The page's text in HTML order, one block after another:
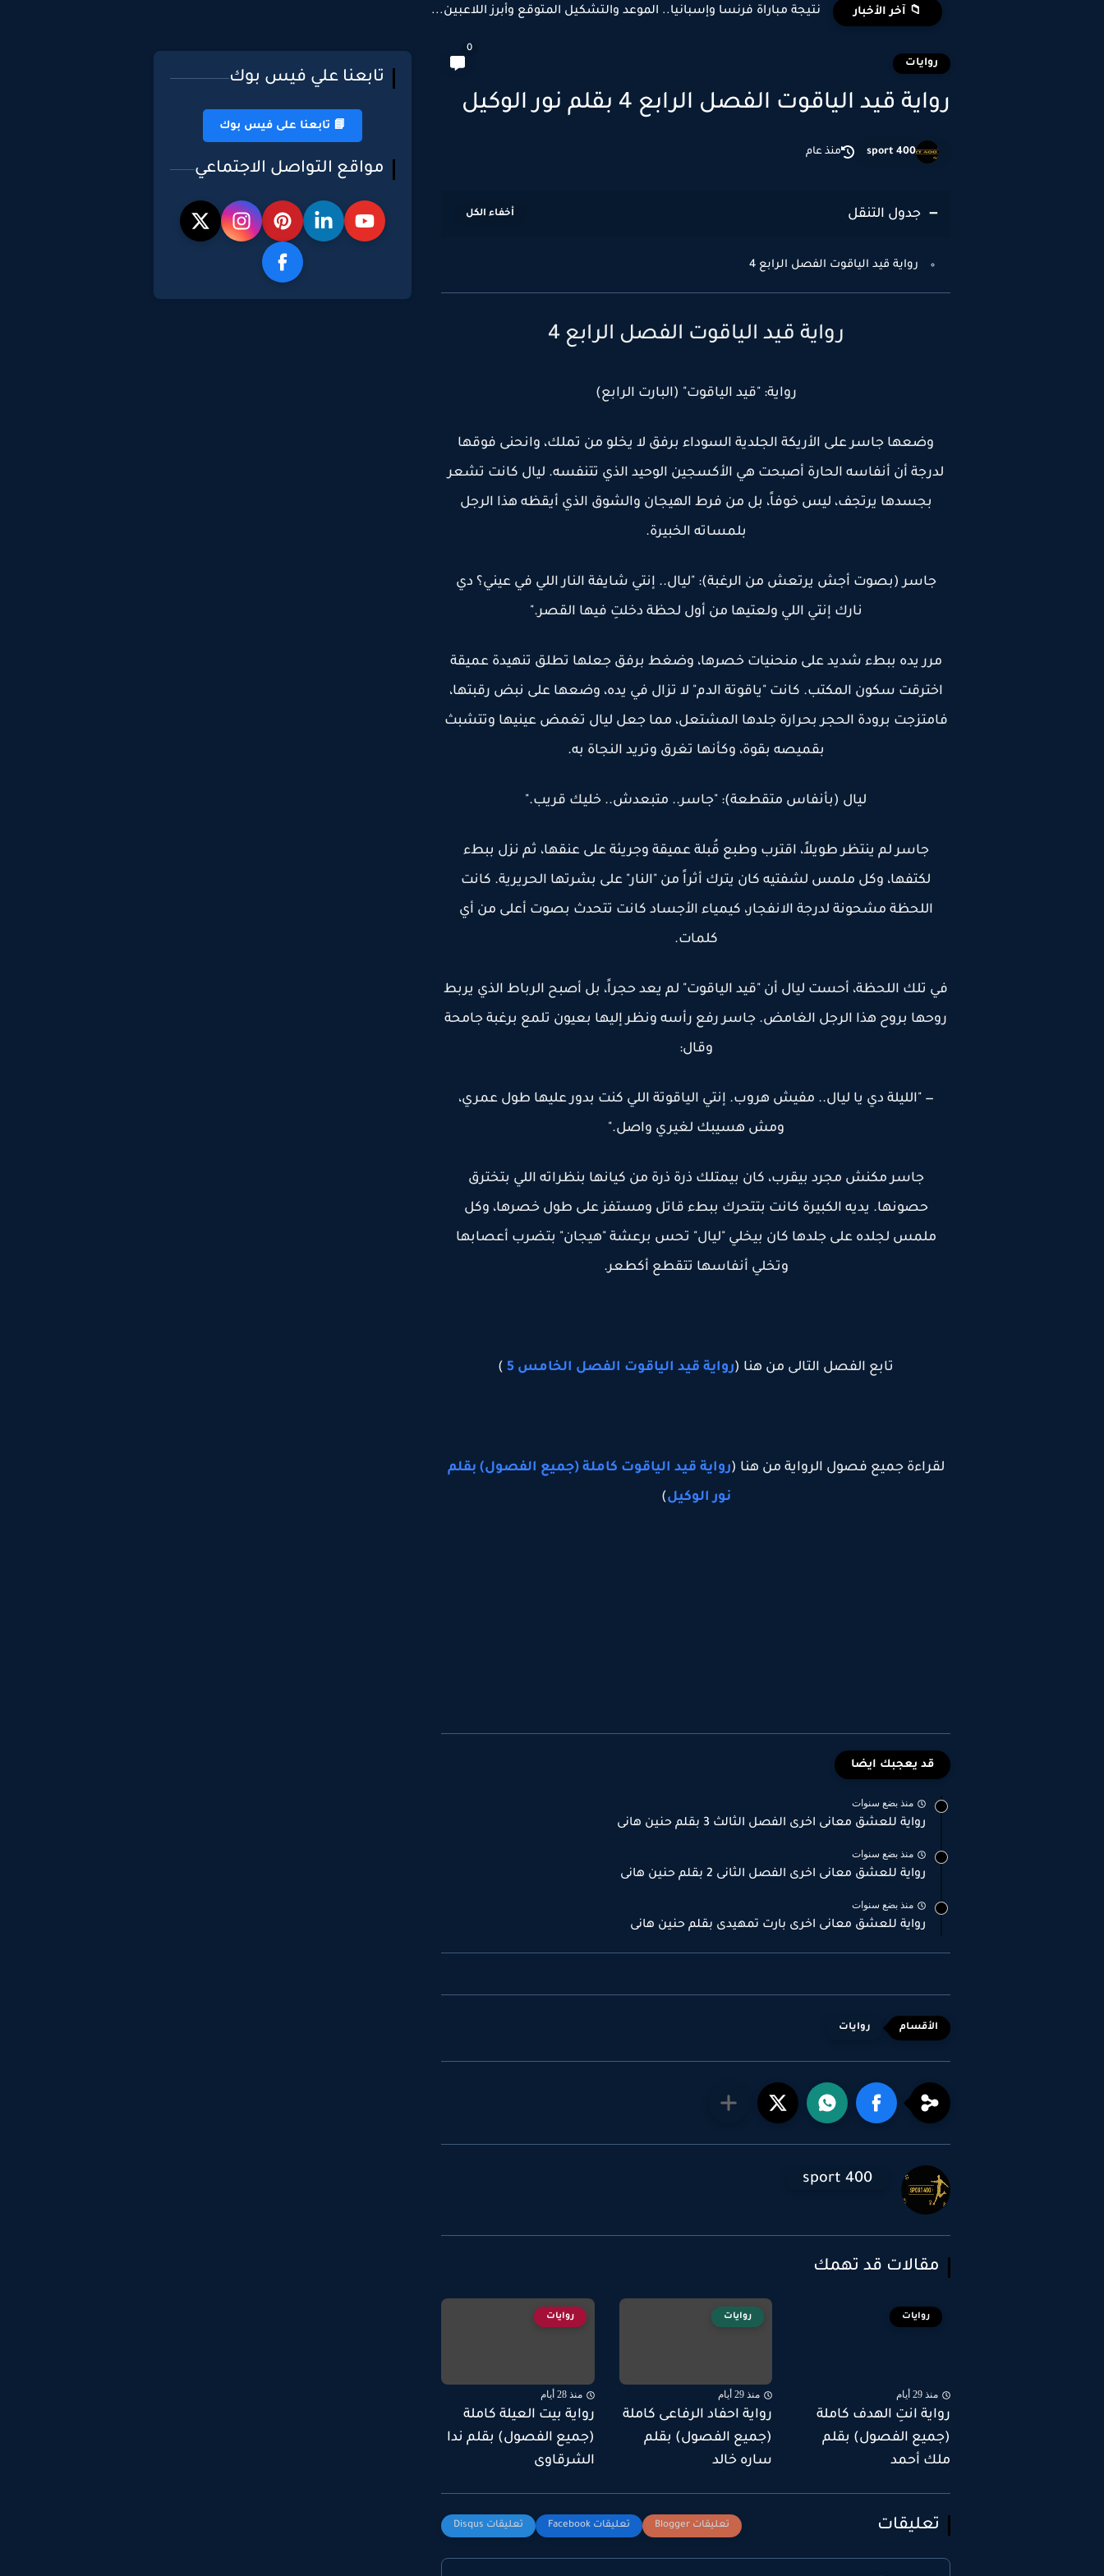
📁 آخر الأخبار نتيجة مباراة فرنسا وإسبانيا.. الموعد والتشكيل المتوقع وأبرز اللاعبين...
روايات
0
رواية قيد الياقوت الفصل الرابع 4 بقلم نور الوكيل
sport 400 منذ عام
جدول التنقل
رواية قيد الياقوت الفصل الرابع 4
رواية قيد الياقوت الفصل الرابع 4
رواية: "قيد الياقوت" (البارت الرابع)
وضعها جاسر على الأريكة الجلدية السوداء برفق لا يخلو من تملك، وانحنى فوقها
لدرجة أن أنفاسه الحارة أصبحت هي الأكسجين الوحيد الذي تتنفسه. ليال كانت تشعر
بجسدها يرتجف، ليس خوفاً، بل من فرط الهيجان والشوق الذي أيقظه هذا الرجل
بلمساته الخبيرة.
جاسر (بصوت أجش يرتعش من الرغبة): "ليال.. إنتي شايفة النار اللي في عيني؟ دي
نارك إنتي اللي ولعتيها من أول لحظة دخلتِ فيها القصر."
مرر يده ببطء شديد على منحنيات خصرها، وضغط برفق جعلها تطلق تنهيدة عميقة
اخترقت سكون المكتب. كانت "ياقوتة الدم" لا تزال في يده، وضعها على نبض رقبتها،
فامتزجت برودة الحجر بحرارة جلدها المشتعل، مما جعل ليال تغمض عينيها وتتشبث
بقميصه بقوة، وكأنها تغرق وتريد النجاة به.
ليال (بأنفاس متقطعة): "جاسر.. متبعدش.. خليك قريب."
جاسر لم ينتظر طويلاً، اقترب وطبع قُبلة عميقة وجريئة على عنقها، ثم نزل ببطء
لكتفها، وكل ملمس لشفتيه كان يترك أثراً من "النار" على بشرتها الحريرية. كانت
اللحظة مشحونة لدرجة الانفجار، كيمياء الأجساد كانت تتحدث بصوت أعلى من أي
كلمات.
في تلك اللحظة، أحست ليال أن "قيد الياقوت" لم يعد حجراً، بل أصبح الرباط الذي يربط
روحها بروح هذا الرجل الغامض. جاسر رفع رأسه ونظر إليها بعيون تلمع برغبة جامحة
وقال:
— "الليلة دي يا ليال.. مفيش هروب. إنتي الياقوتة اللي كنت بدور عليها طول عمري،
ومش هسيبك لغيري واصل."
جاسر مكنش مجرد بيقرب، كان بيمتلك ذرة ذرة من كيانها بنظراته اللي بتخترق
حصونها. يديه الكبيرة كانت بتتحرك ببطء قاتل ومستفز على طول خصرها، وكل
ملمس لجلده على جلدها كان بيخلي "ليال" تحس برعشة "هيجان" بتضرب أعصابها
وتخلي أنفاسها تتقطع أكطعر.
تابع الفصل التالى من هنا (رواية قيد الياقوت الفصل الخامس 5 )
لقراءة جميع فصول الرواية من هنا (رواية قيد الياقوت كاملة (جميع الفصول) بقلم
نور الوكيل)
قد يعجبك ايضا
منذ بضع سنوات
رواية للعشق معانى اخرى الفصل الثالث 3 بقلم حنين هانى
منذ بضع سنوات
رواية للعشق معانى اخرى الفصل الثانى 2 بقلم حنين هانى
منذ بضع سنوات
رواية للعشق معانى اخرى بارت تمهيدى بقلم حنين هانى
روايات
sport 400
مقالات قد تهمك
روايات
منذ 29 أيام
رواية انتِ الهدف كاملة
(جميع الفصول) بقلم
ملك أحمد
روايات
منذ 29 أيام
رواية احفاد الرفاعى كاملة
(جميع الفصول) بقلم
ساره خالد
روايات
منذ 28 أيام
رواية بيت العيلة كاملة
(جميع الفصول) بقلم ندا
الشرقاوى
تعليقات
تابعنا علي فيس بوك
📘 تابعنا على فيس بوك
مواقع التواصل الاجتماعي